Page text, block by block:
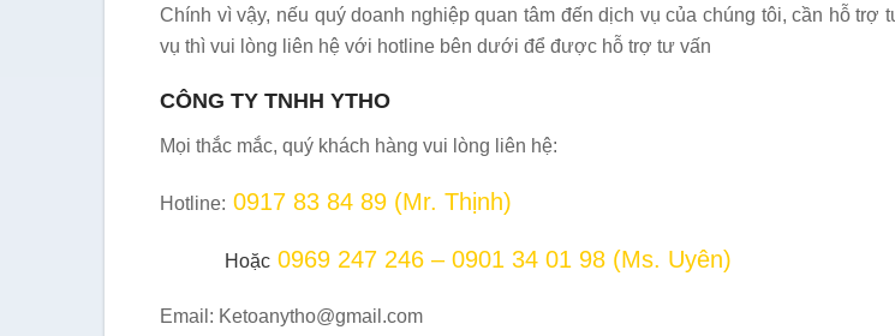
Chính vì vậy, nếu quý doanh nghiệp quan tâm đến dịch vụ của chúng tôi, cần hỗ trợ
vụ thì vui lòng liên hệ với hotline bên dưới để được hỗ trợ tư vấn
CÔNG TY TNHH YTHO
Mọi thắc mắc, quý khách hàng vui lòng liên hệ:
Hotline: 0917 83 84 89 (Mr. Thịnh)
Hoặc 0969 247 246 – 0901 34 01 98 (Ms. Uyên)
Email: Ketoanytho@gmail.com